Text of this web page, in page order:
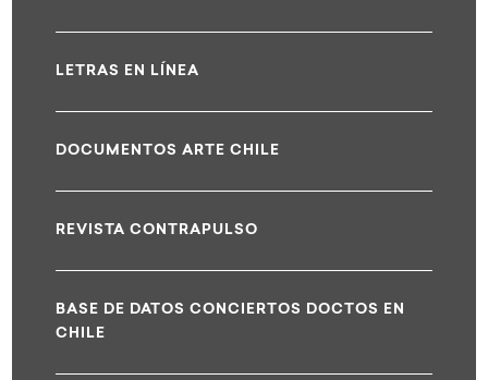
LETRAS EN LÍNEA
DOCUMENTOS ARTE CHILE
REVISTA CONTRAPULSO
BASE DE DATOS CONCIERTOS DOCTOS EN
CHILE